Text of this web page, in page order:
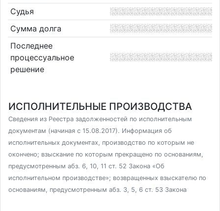
Судья
Сумма долга
Последнее
процессуальное
решение
ИСПОЛНИТЕЛЬНЫЕ ПРОИЗВОДСТВА
Сведения из Реестра задолженностей по исполнительным
документам (начиная с 15.08.2017). Информация об
исполнительных документах, производство по которым не
окончено; взыскание по которым прекращено по основаниям,
предусмотренным абз. 6, 10, 11 ст. 52 Закона «Об
исполнительном производстве»; возвращенных взыскателю по
основаниям, предусмотренным абз. 3, 5, 6 ст. 53 Закона